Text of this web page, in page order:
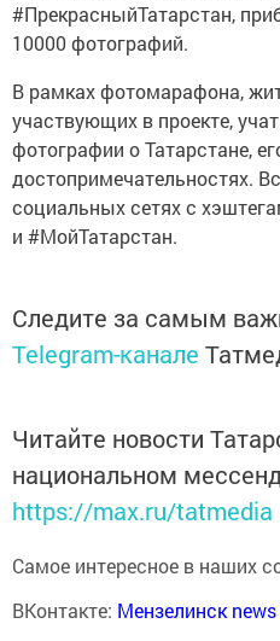
#ПрекрасныйТатарстан,
10000 фотографий.
В рамках фотомарафона,
участвующих в проекте,
фотографии о Татарстане,
достопримечательностях.
социальных сетях с
и #МойТатарстан.
Следите за самым
Telegram-канале
Читайте новости
национальном
https://max.ru/tatmedia
Самое интересное в наших
ВКонтакте: Мензелинск